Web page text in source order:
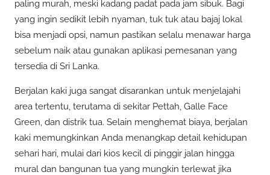
paling murah, meski kadang padat pada jam sibuk. Bagi
yang ingin sedikit lebih nyaman, tuk tuk atau bajaj lokal
bisa menjadi opsi, namun pastikan selalu menawar harga
sebelum naik atau gunakan aplikasi pemesanan yang
tersedia di Sri Lanka.
Berjalan kaki juga sangat disarankan untuk menjelajahi
area tertentu, terutama di sekitar Pettah, Galle Face
Green, dan distrik tua. Selain menghemat biaya, berjalan
kaki memungkinkan Anda menangkap detail kehidupan
sehari hari, mulai dari kios kecil di pinggir jalan hingga
mural dan bangunan tua yang mungkin terlewat jika